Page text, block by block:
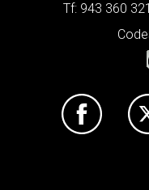
Tf: 943 360